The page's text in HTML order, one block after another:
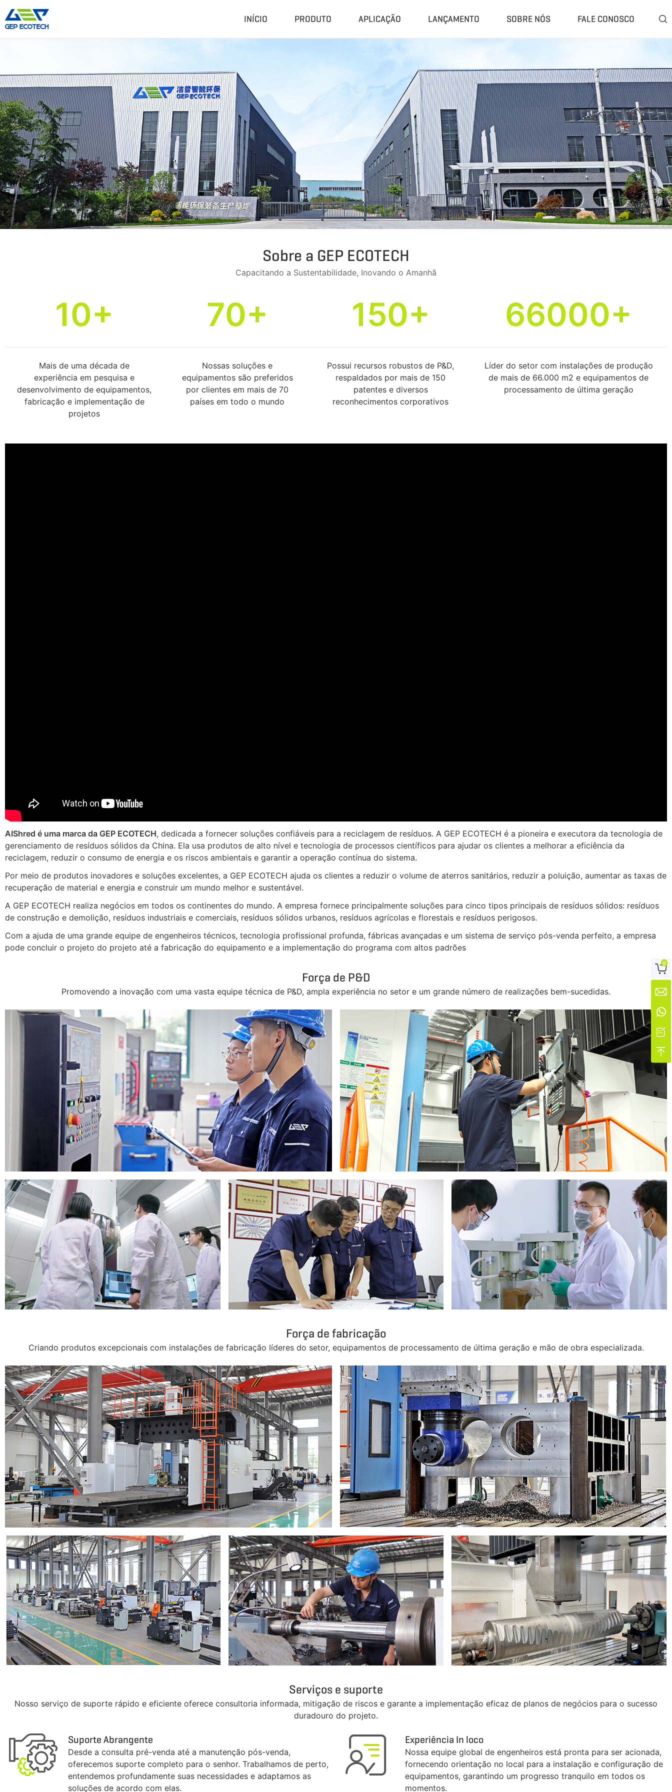
INÍCIO PRODUTO
Triturador De Eixo Duplo
Triturador De Eixo Único
Triturador De Eixo Quádruplo
Pré-Triturador
Moinho De Martelos
Mais»
Triturador De Martelo
Britador De Mandíbula
Britador De Impacto
Britador De Cone
Britador VSI
Moedor De Borracha
Peletizadora De Biomassa
Sistema De Trituração Fechado
Planta De Trituração Móvel
Planta De Britagem Móvel
Unidade De Moagem De Borracha
Sistema De Pirólise De Pneus
Planta De Pirólise Portátil
Classificador E Separador
Separador De Ar
Separador De Corrente Parasita
Separador Magnético
Rasper De Pneus
Removedor De Talão De Pneus
Mais»
APLICAÇÃO LANÇAMENTO SOBRE NÓS FALE CONOSCO 
Sobre a GEP ECOTECH
Capacitando a Sustentabilidade, Inovando o Amanhã
10+
Mais de uma década de
experiência em pesquisa e
desenvolvimento de equipamentos,
fabricação e implementação de
projetos
70+
Nossas soluções e
equipamentos são preferidos
por clientes em mais de 70
países em todo o mundo
150+
Possui recursos robustos de P&D,
respaldados por mais de 150
patentes e diversos
reconhecimentos corporativos
66000+
Líder do setor com instalações de produção
de mais de 66.000 m2 e equipamentos de
processamento de última geração
AIShred é uma marca da GEP ECOTECH, dedicada a fornecer soluções confiáveis para a reciclagem de resíduos. A GEP ECOTECH é a pioneira e executora da tecnologia de
gerenciamento de resíduos sólidos da China. Ela usa produtos de alto nível e tecnologia de processos científicos para ajudar os clientes a melhorar a eficiência da
reciclagem, reduzir o consumo de energia e os riscos ambientais e garantir a operação contínua do sistema.
Por meio de produtos inovadores e soluções excelentes, a GEP ECOTECH ajuda os clientes a reduzir o volume de aterros sanitários, reduzir a poluição, aumentar as taxas de
recuperação de material e energia e construir um mundo melhor e sustentável.
A GEP ECOTECH realiza negócios em todos os continentes do mundo. A empresa fornece principalmente soluções para cinco tipos principais de resíduos sólidos: resíduos
de construção e demolição, resíduos industriais e comerciais, resíduos sólidos urbanos, resíduos agrícolas e florestais e resíduos perigosos.
Com a ajuda de uma grande equipe de engenheiros técnicos, tecnologia profissional profunda, fábricas avançadas e um sistema de serviço pós-venda perfeito, a empresa
pode concluir o projeto do projeto até a fabricação do equipamento e a implementação do programa com altos padrões
Força de P&D
Promovendo a inovação com uma vasta equipe técnica de P&D, ampla experiência no setor e um grande número de realizações bem-sucedidas.
Força de fabricação
Criando produtos excepcionais com instalações de fabricação líderes do setor, equipamentos de processamento de última geração e mão de obra especializada.
Serviços e suporte
Nosso serviço de suporte rápido e eficiente oferece consultoria informada, mitigação de riscos e garante a implementação eficaz de planos de negócios para o sucesso
duradouro do projeto.
Suporte Abrangente
Desde a consulta pré-venda até a manutenção pós-venda,
oferecemos suporte completo para o senhor. Trabalhamos de perto,
entendemos profundamente suas necessidades e adaptamos as
soluções de acordo com elas.
Experiência In loco
Nossa equipe global de engenheiros está pronta para ser acionada,
fornecendo orientação no local para a instalação e configuração de
equipamentos, garantindo um progresso tranquilo em todos os
momentos.

0



